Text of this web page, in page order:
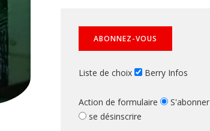
Liste de choix Berry Infos
Action de formulaire
S'abonner
se désinscrire